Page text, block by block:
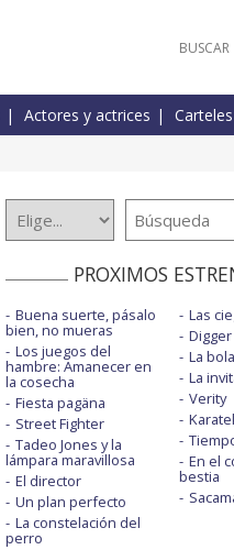
Actores y actrices Carteles
PROXIMOS
Buena suerte, pásalo
bien, no mueras
Los juegos del
hambre: Amanecer en
la cosecha
Fiesta pagäna
Street Fighter
Tadeo Jones y la
lámpara maravillosa
El director
Un plan perfecto
La constelación del
perro
Las
Digger
La
La
Verity
En el
bestia